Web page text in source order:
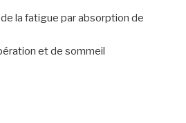
la fatigue par absorption de
et de sommeil